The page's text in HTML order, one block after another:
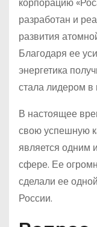
разработан и
развития
Благодаря ее
энергетика
стала лидером
В настоящее
свою успешную
является одним
сфере. Ее
сделали ее
России.